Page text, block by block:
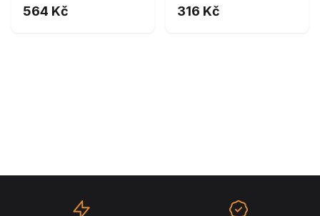
564 Kč 316 Kč